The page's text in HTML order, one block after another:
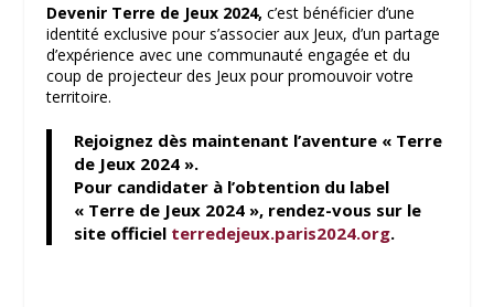
Devenir Terre de Jeux 2024, c’est bénéficier d’une
identité exclusive pour s’associer aux Jeux, d’un partage
d’expérience avec une communauté engagée et du
coup de projecteur des Jeux pour promouvoir votre
territoire.
Rejoignez dès maintenant l’aventure « Terre
de Jeux 2024 ».
Pour candidater à l’obtention du label
« Terre de Jeux 2024 », rendez-vous sur le
site officiel terredejeux.paris2024.org.